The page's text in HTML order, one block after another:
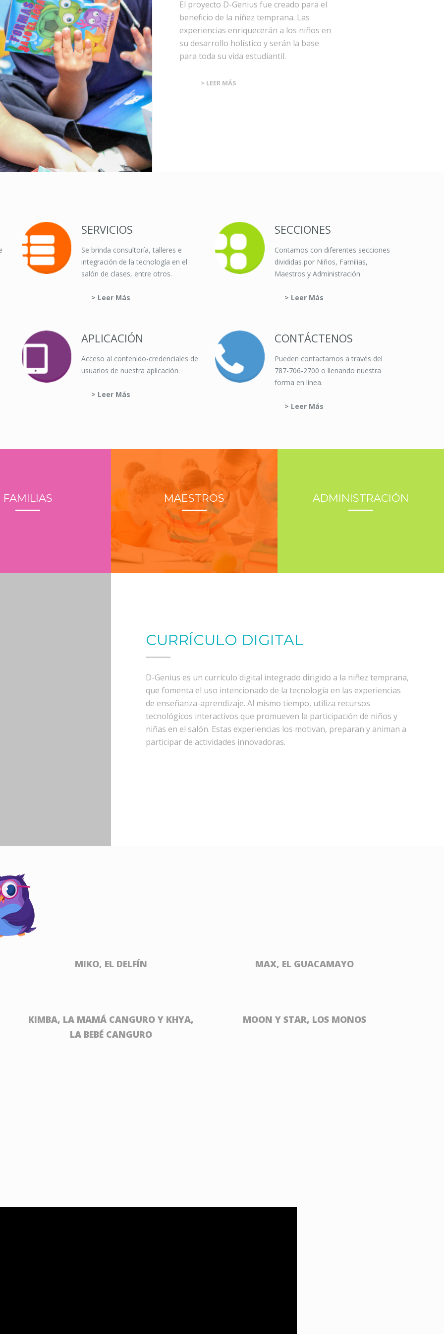
El proyecto D-Genius fue creado para el
beneficio de la niñez temprana. Las
experiencias enriquecerán a los niños en
su desarrollo holístico y serán la base
para toda su vida estudiantil.
> LEER MÁS
SERVICIOS
Se brinda consultoría, talleres e
integración de la tecnología en el
salón de clases, entre otros.
> Leer Más
APLICACIÓN
Acceso al contenido-credenciales de
usuarios de nuestra aplicación.
> Leer Más
SECCIONES
Contamos con diferentes secciones
divididas por Niños, Familias,
Maestros y Administración.
> Leer Más
CONTÁCTENOS
Pueden contactarnos a través del
787-706-2700 o llenando nuestra
forma en línea.
> Leer Más
FAMILIAS MAESTROS ADMINISTRACIÓN
CURRÍCULO DIGITAL
D-Genius es un currículo digital integrado dirigido a la niñez temprana,
que fomenta el uso intencionado de la tecnología en las experiencias
de enseñanza-aprendizaje. Al mismo tiempo, utiliza recursos
tecnológicos interactivos que promueven la participación de niños y
niñas en el salón. Estas experiencias los motivan, preparan y animan a
participar de actividades innovadoras.
MIKO, EL DELFÍN
KIMBA, LA MAMÁ CANGURO Y KHYA,
LA BEBÉ CANGURO
MAX, EL GUACAMAYO
MOON Y STAR, LOS MONOS